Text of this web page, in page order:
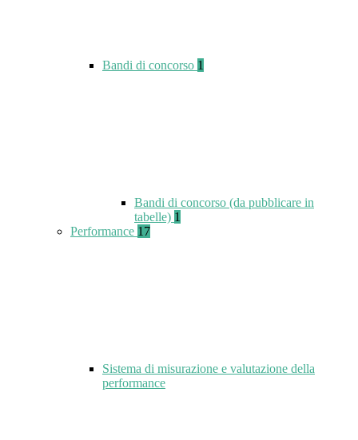
Bandi di concorso 1
Bandi di concorso (da pubblicare in
tabelle) 1
Performance 17
Sistema di misurazione e valutazione della
performance